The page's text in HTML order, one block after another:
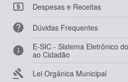
 Despesas e Receitas
 Dúvidas Frequentes

E-SIC - Sistema Eletrônico
ao Cidadão
 Lei Orgânica Municipal